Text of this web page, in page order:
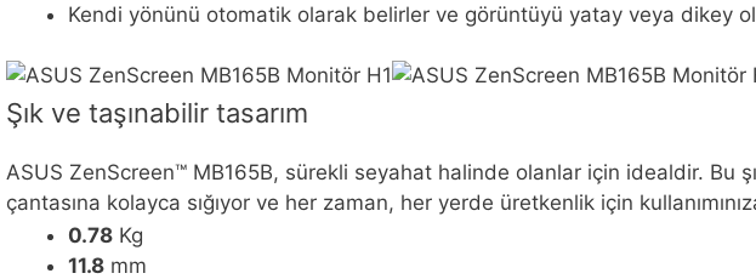
Kendi yönünü otomatik olarak belirler ve görüntüyü yatay veya dikey
Şık ve taşınabilir tasarım
ASUS ZenScreen™ MB165B, sürekli seyahat halinde olanlar için idealdir. Bu
çantasına kolayca sığıyor ve her zaman, her yerde üretkenlik için
0.78 Kg
11.8 mm